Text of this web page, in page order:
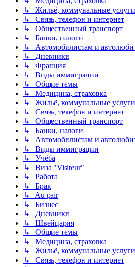
↳ Жильё, коммунальные услуги
↳ Связь, телефон и интернет
↳ Общественный транспорт
↳ Банки, налоги
↳ Автомобилистам и
↳ Дневники
↳ Франция
↳ Виды иммиграции
↳ Общие темы
↳ Медицина, страховка
↳ Жильё, коммунальные услуги
↳ Связь, телефон и интернет
↳ Общественный транспорт
↳ Банки, налоги
↳ Автомобилистам и
↳ Виды иммиграции
↳ Учёба
↳ Виза "Visiteur"
↳ Работа
↳ Брак
↳ Au pair
↳ Бизнес
↳ Дневники
↳ Швейцария
↳ Общие темы
↳ Медицина, страховка
↳ Жильё, коммунальные услуги
↳ Связь, телефон и интернет